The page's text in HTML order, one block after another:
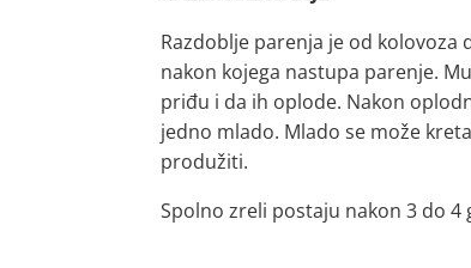
Razdoblje parenja je od
nakon kojega nastupa parenje.
priđu i da ih oplode. Nakon
jedno mlado. Mlado se može
produžiti.
Spolno zreli postaju nakon 3 do 4